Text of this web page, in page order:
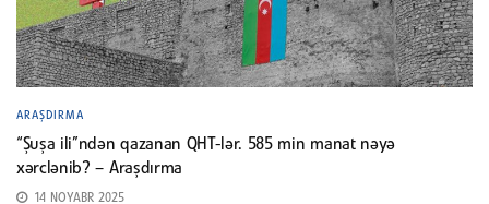
ARAŞDIRMA
“Şuşa ili”ndən qazanan QHT-lər. 585 min manat nəyə
xərclənib? – Araşdırma
14 NOYABR 2025